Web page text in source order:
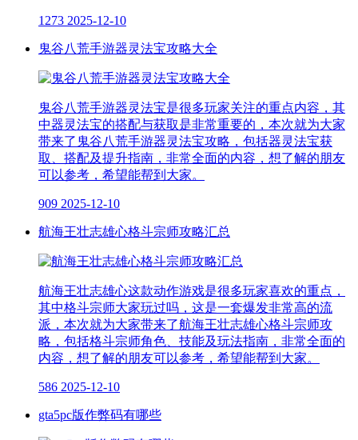
1273 2025-12-10
鬼谷八荒手游器灵法宝攻略大全
鬼谷八荒手游器灵法宝是很多玩家关注的重点内容，其
中器灵法宝的搭配与获取是非常重要的，本次就为大家
带来了鬼谷八荒手游器灵法宝攻略，包括器灵法宝获
取、搭配及提升指南，非常全面的内容，想了解的朋友
可以参考，希望能帮到大家。
909 2025-12-10
航海王壮志雄心格斗宗师攻略汇总
航海王壮志雄心这款动作游戏是很多玩家喜欢的重点，
其中格斗宗师大家玩过吗，这是一套爆发非常高的流
派，本次就为大家带来了航海王壮志雄心格斗宗师攻
略，包括格斗宗师角色、技能及玩法指南，非常全面的
内容，想了解的朋友可以参考，希望能帮到大家。
586 2025-12-10
gta5pc版作弊码有哪些